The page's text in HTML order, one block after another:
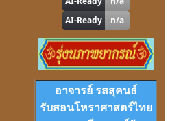
โปรแกรมTian-Tek Pro
Version 1
ราคา 1,000บาท
อาจารย์ รสสุคนธ์
รับสอนโหราศาสตร์ไทย